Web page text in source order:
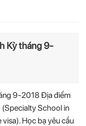
Kỳ tháng 9-
9-2018 Địa điểm
(Specialty School in
Học bạ yêu cầu